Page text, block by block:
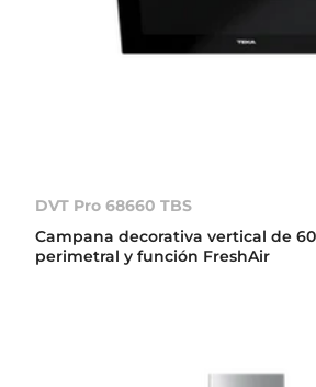
DVT Pro 68660 TBS
Campana decorativa vertical de
perimetral y función FreshAir